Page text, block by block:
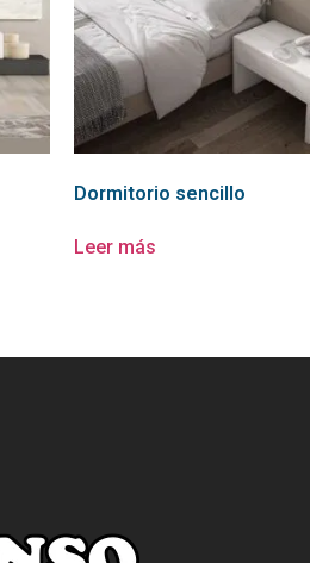
Dormitorio sencillo
Leer más